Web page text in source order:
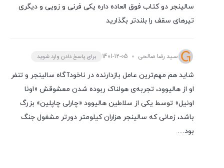
سالینجر دو کتاب فوق العاده داره یکی فرنی و زویی و دیگری
تیرهای سقف را بلندتر بگذارید
سید رضا صالحی 1401-12-05 برای پاسخ دادن وارد شوید
شاید هم مهم‌ترین عامل بازدارنده در ناخودآگاه سالینجر و تنفر
او از هالیوود، تجربه‌ی هولناک ربوده شدن معشوقش «اونا
اونیل» توسط یکی از سلاطین هالیوود «چارلی چاپلین» بزرگ
باشد، زمانی که سالینجر هزاران کیلومتر دورتر مشغول جنگ
بود…